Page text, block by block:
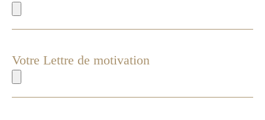
Votre Lettre de motivation